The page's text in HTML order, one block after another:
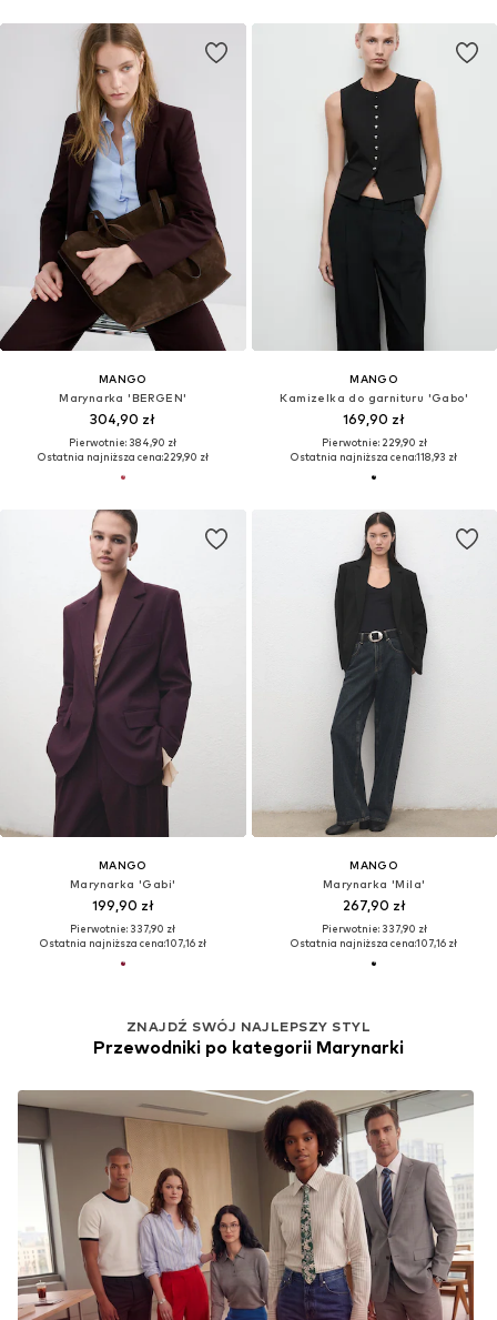
MANGO
Marynarka 'BERGEN'
304,90 zł
Pierwotnie: 384,90 zł
Ostatnia najniższa cena:229,90 zł
MANGO
Kamizelka do garnituru 'Gabo'
169,90 zł
Pierwotnie: 229,90 zł
Ostatnia najniższa cena:118,93 zł
MANGO
Marynarka 'Gabi'
199,90 zł
Pierwotnie: 337,90 zł
Ostatnia najniższa cena:107,16 zł
MANGO
Marynarka 'Mila'
267,90 zł
Pierwotnie: 337,90 zł
Ostatnia najniższa cena:107,16 zł
ZNAJDŹ SWÓJ NAJLEPSZY STYL
Przewodniki po kategorii Marynarki